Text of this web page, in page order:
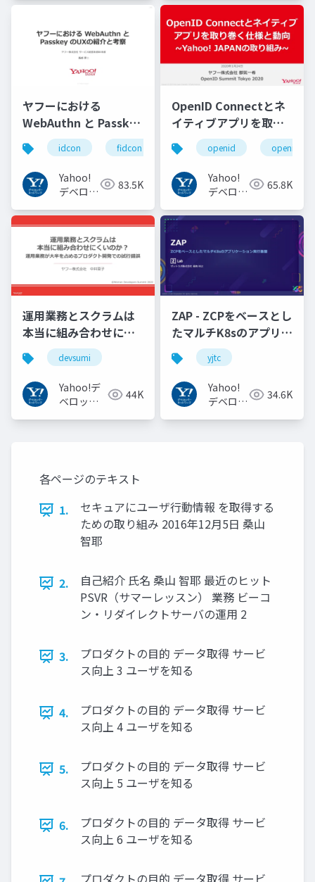
ネット
トワーク
ヤフーにおける
WebAuthn と Passkey
の UX の紹介と考察
#idcon #fidcon
idcon fidcon
Yahoo!
デベロッ
トワーク
83.5K
OpenID Connectとネ
イティブアプリを取り
巻く仕様と動向 Yahoo!
JAPANの取り組み
#openid
#openid_tokyo
openid
Yahoo!
デベロッ
トワーク
65.8K
運用業務とスクラムは
本当に組み合わせにく
いのか︖運用業務が大
半を占めるプロダクト
開発での試行錯誤
devsumi
Yahoo!デ
ベロッパ
44K
ZAP - ZCPをベースとし
たマルチK8sのアプリケ
ーション実行基盤
#YJTC / YJTC21 B-3
yjtc
Yahoo!
デベロッ
34.6K
各ページのテキスト
1.
セキュアにユーザ行動情報 を取得する
ための取り組み 2016年12月5日 桑山
智耶
2.
自己紹介 氏名 桑山 智耶 最近のヒット
PSVR（サマーレッスン） 業務 ビーコ
ン・リダイレクトサーバの運用 2
3.
プロダクトの目的 データ取得 サービ
ス向上 3 ユーザを知る
4.
プロダクトの目的 データ取得 サービ
ス向上 4 ユーザを知る
5.
プロダクトの目的 データ取得 サービ
ス向上 5 ユーザを知る
6.
プロダクトの目的 データ取得 サービ
ス向上 6 ユーザを知る